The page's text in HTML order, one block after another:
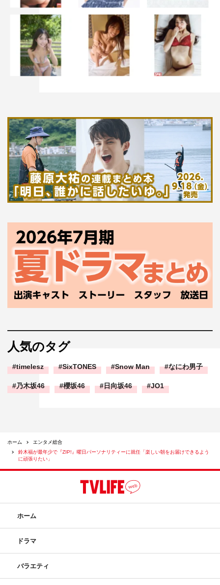
人気のタグ
timelesz SixTONES Snow Man なにわ男子
乃木坂46 櫻坂46 日向坂46 JO1
ホーム
エンタメ総合
鈴木福が最年少で『ZIP!』曜日パーソナリティーに就任「楽しい朝をお届けできるよう
に頑張りたい」
ホーム
ドラマ
バラエティ